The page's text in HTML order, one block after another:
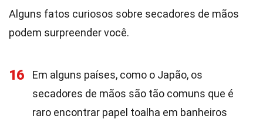
Alguns fatos curiosos sobre secadores de mãos
podem surpreender você.
16
Em alguns países, como o Japão, os
secadores de mãos são tão comuns que é
raro encontrar papel toalha em banheiros